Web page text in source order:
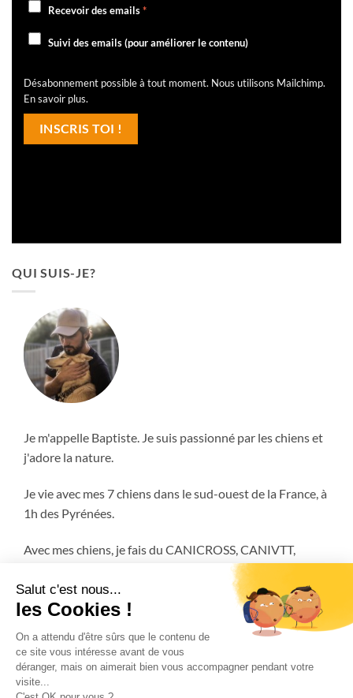
Recevoir des emails*
Suivi des emails (pour améliorer le contenu)
Désabonnement possible à tout moment. Nous utilisons Mailchimp.
En savoir plus.
QUI SUIS-JE?
Je m'appelle Baptiste. Je suis passionné par les chiens et
j'adore la nature.
Je vie avec mes 7 chiens dans le sud-ouest de la France, à
1h des Pyrénées.
Avec mes chiens, je fais du CANICROSS, CANIVTT,